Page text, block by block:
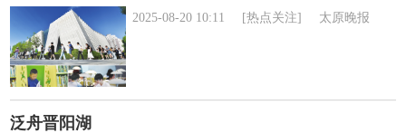
2025-08-20 10:11 [热点关注] 太原晚报
泛舟晋阳湖